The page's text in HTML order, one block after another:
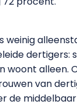
weinig
dertigers:
woont alleen.
van
de